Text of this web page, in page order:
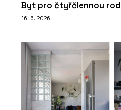
Byt pro čtyřčlennou
16. 6. 2026